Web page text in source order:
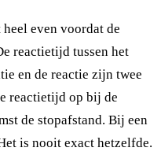
even voordat de
reactietijd tussen het
en de reactie zijn twee
reactietijd op bij de
de stopafstand. Bij een
is nooit exact hetzelfde.